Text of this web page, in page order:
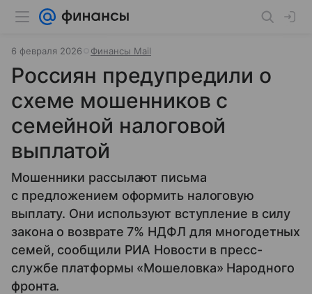
6 февраля 2026 Финансы Mail
Россиян предупредили о
схеме мошенников с
семейной налоговой
выплатой
Мошенники рассылают письма
с предложением оформить налоговую
выплату. Они используют вступление в силу
закона о возврате 7% НДФЛ для многодетных
семей, сообщили РИА Новости в пресс-
службе платформы «Мошеловка» Народного
фронта.